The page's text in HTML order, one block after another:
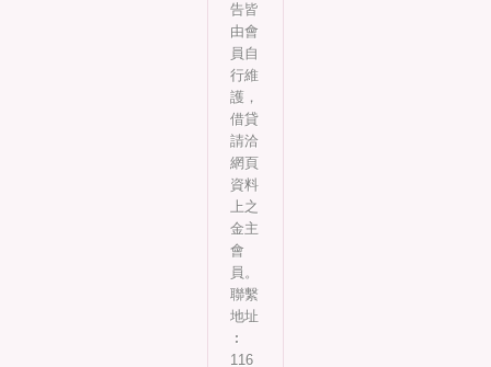
告皆
由會
員自
行維
護，
借貸
請洽
網頁
資料
上之
金主
會
員。
聯繫
地址
︰
116